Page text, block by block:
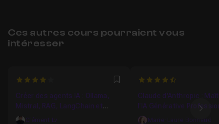
Ces autres cours pourraient vous
intéresser
4 Favori
Créer des agents IA : Ollama,
Mistral, RAG, LangChain et
PythonClément Lv
4.6666666666667
Claude d'Anthropic :
l'IA Générative
Marie-Laure Bonnaud